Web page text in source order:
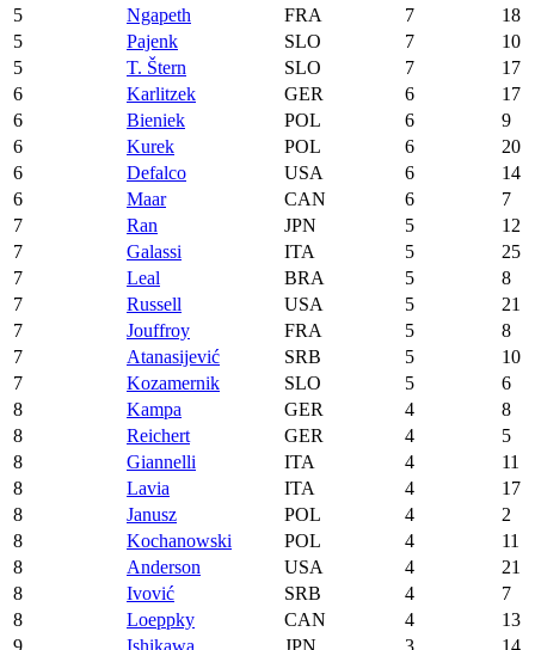
5
Ngapeth FRA 7
18
5
Pajenk SLO 7
10
5
T. Štern SLO 7
17
6
Karlitzek GER 6
17
6
Bieniek POL 6
9
6
Kurek POL 6
20
6
Defalco USA 6
14
6
Maar CAN 6
7
7
Ran JPN 5
12
7
Galassi ITA 5
25
7
Leal BRA 5
8
7
Russell USA 5
21
7
Jouffroy FRA 5
8
7
Atanasijević SRB 5
10
7
Kozamernik SLO 5
6
8
Kampa GER 4
8
8
Reichert GER 4
5
8
Giannelli ITA 4
11
8
Lavia ITA 4
17
8
Janusz POL 4
2
8
Kochanowski POL 4
11
8
Anderson USA 4
21
8
Ivović SRB 4
7
8
Loeppky CAN 4
13
9
Ishikawa JPN 3 14